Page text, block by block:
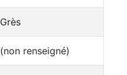
Grès
(non renseigné)